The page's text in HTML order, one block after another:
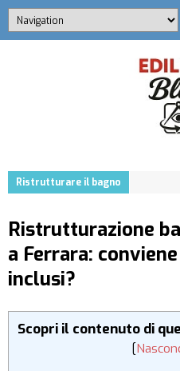
Ristrutturare il bagno
Ristrutturazione
a Ferrara:
inclusi?
Scopri il contenuto di
[